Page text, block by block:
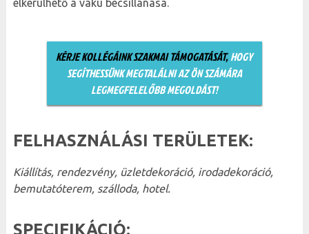
elkerülhető a vaku becsillanása.
KÉRJE KOLLÉGÁINK SZAKMAI TÁMOGATÁSÁT,HOGY
SEGÍTHESSÜNK MEGTALÁLNI AZ ÖN SZÁMÁRA
LEGMEGFELELŐBB MEGOLDÁST!
FELHASZNÁLÁSI TERÜLETEK:
Kiállítás, rendezvény, üzletdekoráció, irodadekoráció,
bemutatóterem, szálloda, hotel.
SPECIFIKÁCIÓ: